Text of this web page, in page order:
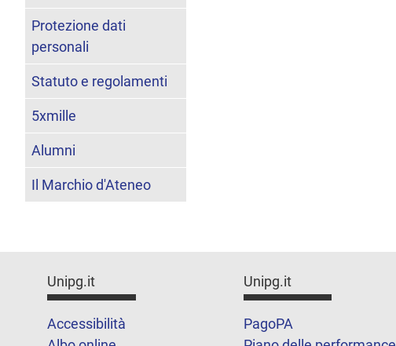
Protezione dati
personali
Statuto e regolamenti
5xmille
Alumni
Il Marchio d'Ateneo
Unipg.it
Accessibilità
Unipg.it
PagoPA